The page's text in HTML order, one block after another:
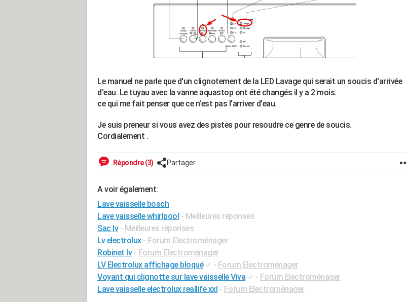
Le manuel ne parle que d'un clignotement de la LED Lavage qui serait un soucis d'arrivée
d'eau. Le tuyau avec la vanne aquastop ont été changés il y a 2 mois.
ce qui me fait penser que ce n'est pas l'arriver d'eau.
Je suis preneur si vous avez des pistes pour resoudre ce genre de soucis.
Cordialement .
Répondre (3) Partager
A voir également:
Lave vaisselle bosch
Lave vaisselle whirlpool - Meilleures réponses
Sac lv - Meilleures réponses
Lv electrolux - Forum Electroménager
Robinet lv - Forum Electroménager
LV Electrolux affichage bloqué ✓ - Forum Electroménager
Voyant qui clignotte sur lave vaisselle Viva ✓ - Forum Electroménager
Lave vaisselle electrolux reallife xxl - Forum Electroménager